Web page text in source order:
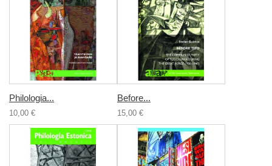
Philologia...
10,00 €
Before...
15,00 €